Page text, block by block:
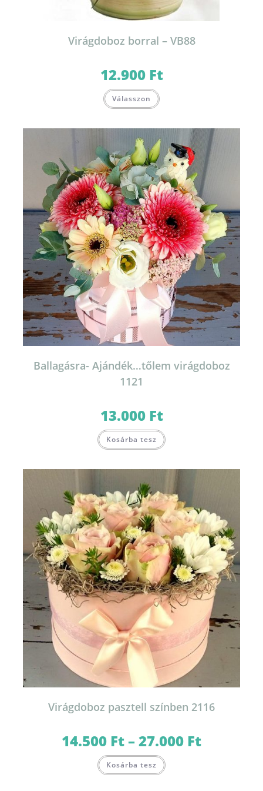
Virágdoboz borral – VB88
12.900 Ft
Válasszon
Ballagásra- Ajándék…tőlem virágdoboz
1121
13.000 Ft
Kosárba tesz
Virágdoboz pasztell színben 2116
14.500 Ft–27.000 Ft14.500 Ft
Kosárba tesz a